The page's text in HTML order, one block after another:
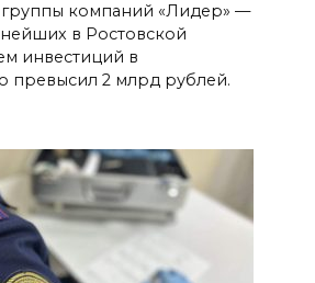
компаний «Лидер» —
в Ростовской
инвестиций в
превысил 2 млрд рублей.